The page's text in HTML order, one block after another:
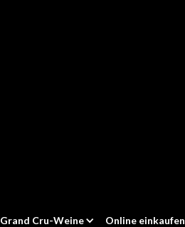
Grand Cru-Weine Online einkaufen